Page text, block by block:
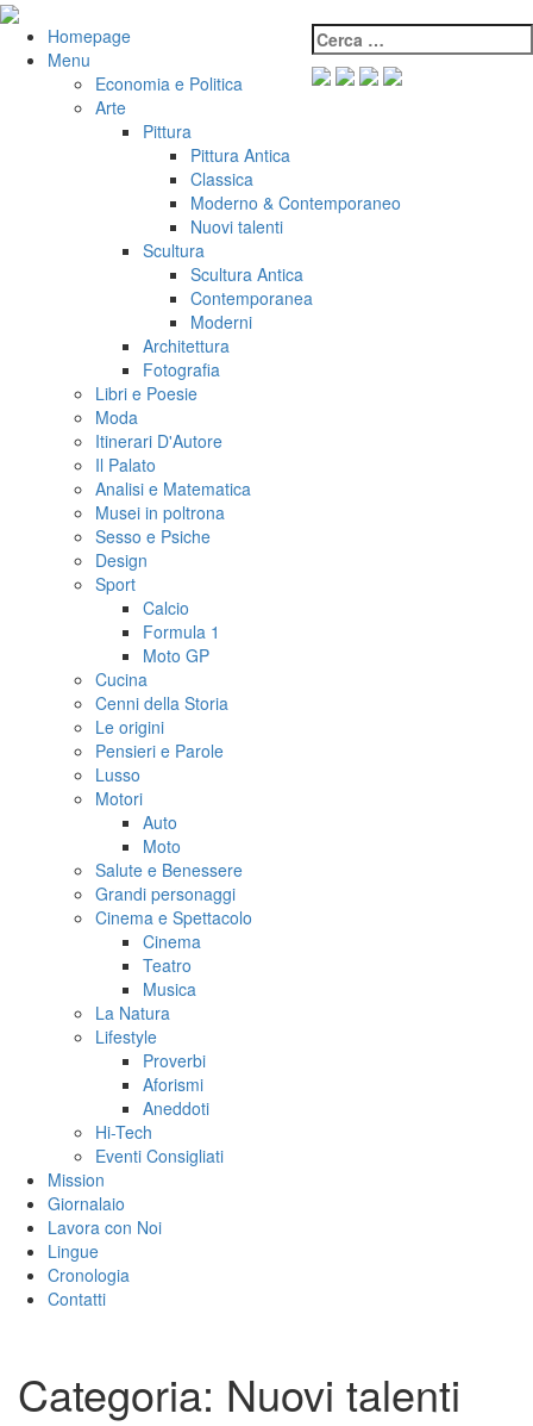
Salta
contenuto
VeniVidiVici Cerca:
Homepage
Menu
Economia e Politica
Arte
Pittura
Pittura Antica
Classica
Moderno & Contemporaneo
Nuovi talenti
Scultura
Scultura Antica
Contemporanea
Moderni
Architettura
Fotografia
Libri e Poesie
Moda
Itinerari D'Autore
Il Palato
Analisi e Matematica
Musei in poltrona
Sesso e Psiche
Design
Sport
Calcio
Formula 1
Moto GP
Cucina
Cenni della Storia
Le origini
Pensieri e Parole
Lusso
Motori
Auto
Moto
Salute e Benessere
Grandi personaggi
Cinema e Spettacolo
Cinema
Teatro
Musica
La Natura
Lifestyle
Proverbi
Aforismi
Aneddoti
Hi-Tech
Eventi Consigliati
Mission
Giornalaio
Lavora con Noi
Lingue
Cronologia
Contatti
Categoria: Nuovi talenti